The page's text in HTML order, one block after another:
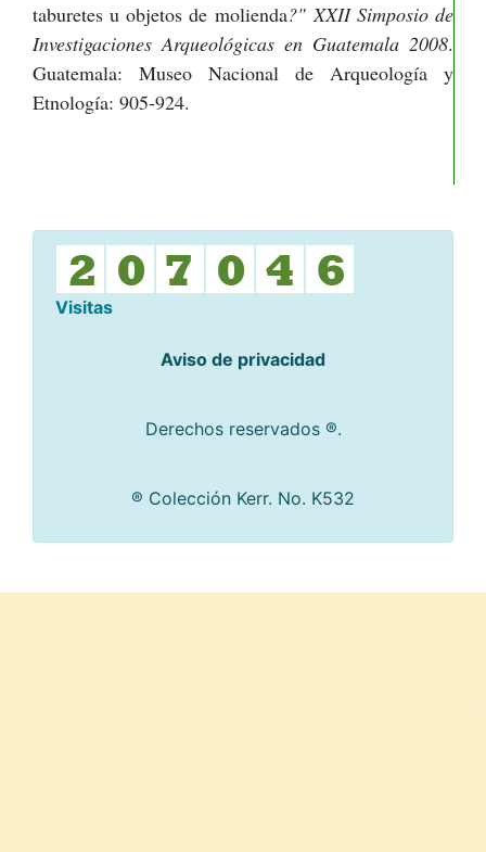
taburetes u objetos de molienda?" XXII Simposio de
Investigaciones Arqueológicas en Guatemala 2008.
Guatemala: Museo Nacional de Arqueología y
Etnología: 905-924.
Visitas
Aviso de privacidad
Derechos reservados ®.
® Colección Kerr. No. K532